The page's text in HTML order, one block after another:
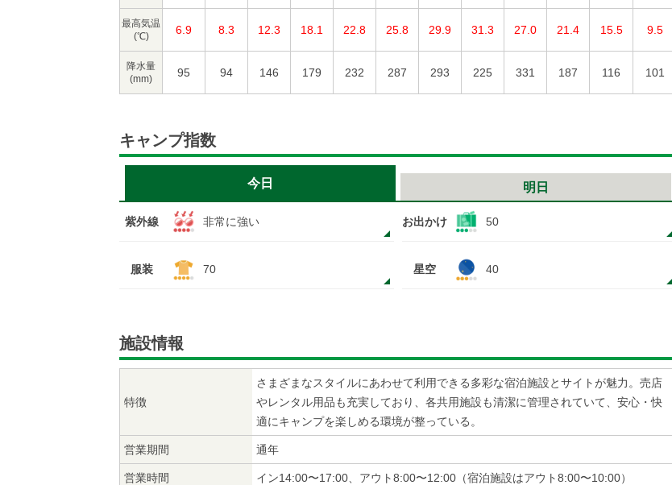
最高気温
(℃)
6.9 8.3 12.3 18.1 22.8 25.8 29.9 31.3 27.0 21.4 15.5 9.5
降水量
(mm)
95 94 146 179 232 287 293 225 331 187 116 101
キャンプ指数
今日 明日
紫外線 非常に強い お出かけ 50
服装 70 星空 40
施設情報
特徴
さまざまなスタイルにあわせて利用できる多彩な宿泊施設とサイトが魅力。売店
やレンタル用品も充実しており、各共用施設も清潔に管理されていて、安心・快
適にキャンプを楽しめる環境が整っている。
営業期間 通年
営業時間 イン14:00〜17:00、アウト8:00〜12:00（宿泊施設はアウト8:00〜10:00）